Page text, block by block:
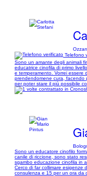
Telefono
Sono un amante degli animali
educatrice cinofila di primo
e temperamento. Vorrei essere
prendendomene cura, facendo
per poter stare il più possibile
Sono un educatore cinofilo
canile di riccione, sono stato
sgambo educazione cinofila in
Cerco di far collimare esigenze
consulenza e 15 per un ora da